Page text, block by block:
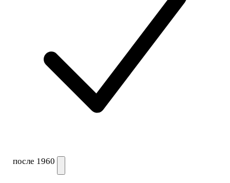
после 1960